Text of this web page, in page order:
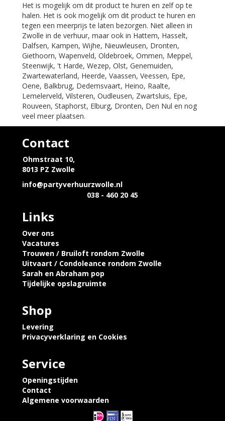
Het is mogelijk om dit product te huren en zelf op te
halen. Het is ook mogelijk om dit product te huren en
tegen een meerprijs te laten bezorgen. Niet alleen in
Zwolle in de verhuur, maar ook in Hattem, Hasselt,
Dalfsen, Kampen, Wijhe, Nieuwleusen, Dronten,
Giethoorn, Wapenveld, Oldebroek, Ommen, Meppel,
Steenwijk, 't Harde, Wezep, Olst, Genemuiden,
Zwartewaterland, Heerde, Vaassen, Veessen, Epe,
Oene, Balkbrug, Dedemsvaart, Heino, Raalte,
Lemelerveld, Vilsteren, Oudleusen, Zwartsluis, Epe,
Rouveen, Staphorst, Elburg, Dronten, Den Nul en nog
veel meer plaatsen.
Contact
Ohmstraat 10,
8013 PZ Zwolle
info@partyverhuurzwolle.nl
038 - 460 20 45
Links
Over ons
Vacatures
Trouwen / Bruiloft rondom Zwolle
Uitvaart / Condoleance rondom Zwolle
Sarah en Abraham pop
Tijdelijke opslagruimte
Shop
Levering
Privacyverklaring en Cookies
Service
Openingstijden
Contact
Algemene voorwaarden